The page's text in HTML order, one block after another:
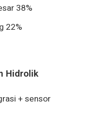
38%
22%
Hidrolik
+ sensor